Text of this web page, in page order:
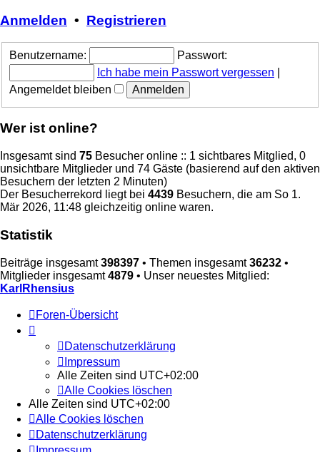
Anmelden • Registrieren
Benutzername:
Passwort:
Ich habe mein Passwort vergessen
Angemeldet bleiben
Wer ist online?
Insgesamt sind 75 Besucher online :: 1 sichtbares Mitglied, 0
unsichtbare Mitglieder und 74 Gäste (basierend auf den aktiven
Besuchern der letzten 2 Minuten)
Der Besucherrekord liegt bei 4439 Besuchern, die am So 1.
Mär 2026, 11:48 gleichzeitig online waren.
Statistik
Beiträge insgesamt398397 • Themen insgesamt36232 •
Mitglieder insgesamt4879 • Unser neuestes Mitglied:
KarlRhensius
Foren-Übersicht
Datenschutzerklärung
Impressum
Alle Zeiten sind UTC+02:00
Alle Cookies löschen
Alle Zeiten sind UTC+02:00
Alle Cookies löschen
Datenschutzerklärung